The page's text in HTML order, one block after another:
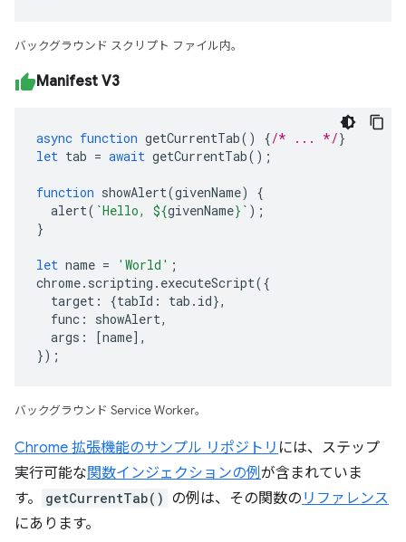
バックグラウンド スクリプト ファイル内。
Manifest V3
async function getCurrentTab() {/* ... */}
let tab = await getCurrentTab();
function showAlert(givenName)
{
alert( `Hello, ${givenName} ` );
}
let name = 'World' ;
chrome. scripting . executeScript({
target : {tabId : tab . id},
func : showAlert,
args : [name],
});
バックグラウンド Service Worker。
Chrome 拡張機能のサンプル リポジトリ には、ステップ
実行可能な関数インジェクションの例 が含まれていま
す。
getCurrentTab() の例は、その関数の リファレンス
にあります。